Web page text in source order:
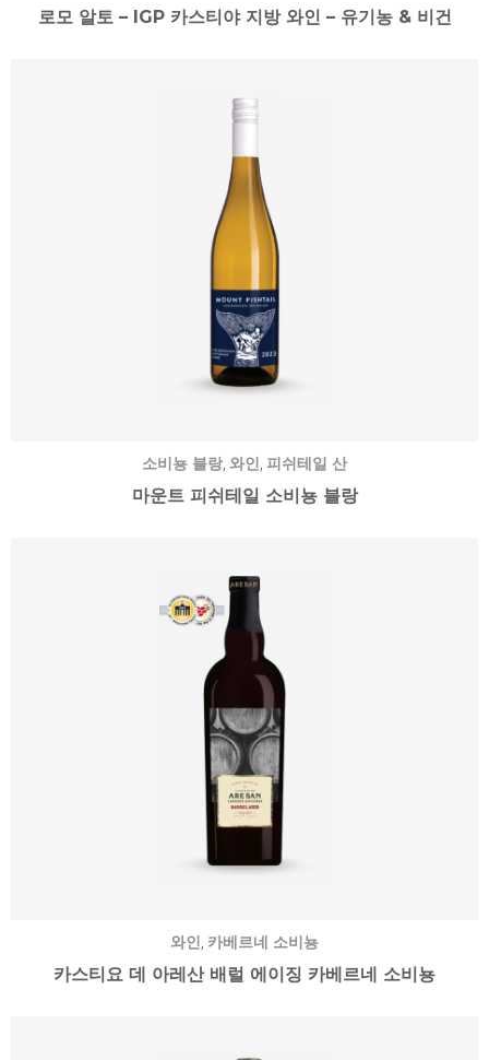
로모 알토 – IGP 카스티야 지방 와인 – 유기농 & 비건
소비뇽 블랑, 와인, 피쉬테일 산
마운트 피쉬테일 소비뇽 블랑
와인, 카베르네 소비뇽
카스티요 데 아레산 배럴 에이징 카베르네 소비뇽